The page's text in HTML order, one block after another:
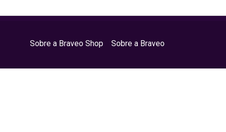
Sobre a Braveo Shop Sobre a Braveo